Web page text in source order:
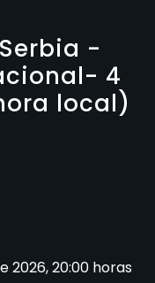
-
4
local)
2026, 20:00 horas